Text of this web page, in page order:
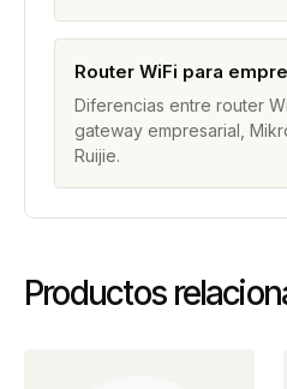
Router WiFi para
Diferencias entre router
gateway empresarial,
Ruijie.
Productos